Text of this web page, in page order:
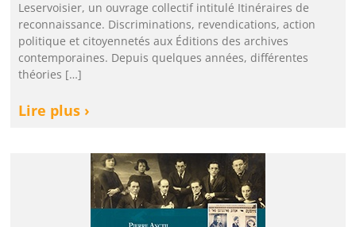
Leservoisier, un ouvrage collectif intitulé Itinéraires de
reconnaissance. Discriminations, revendications, action
politique et citoyennetés aux Éditions des archives
contemporaines. Depuis quelques années, différentes
théories […]
Lire plus ›